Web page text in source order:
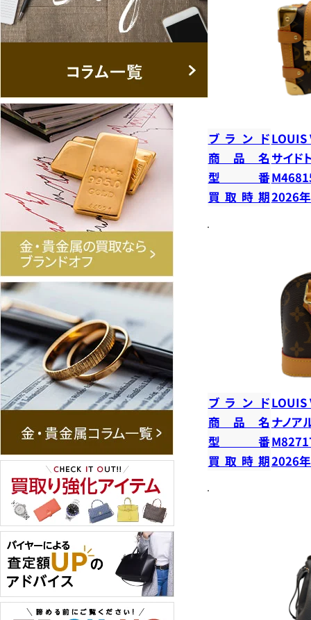
ブランドLOUIS
商品名 サイド
型番
買取時期2026
ブランドLOUIS
商品名 ナノア
型番
買取時期2026